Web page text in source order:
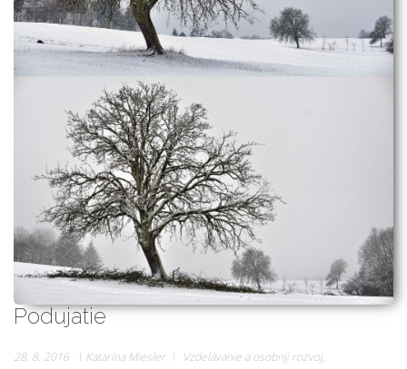
Podujatie
28. 8. 2016 Katarína Miesler Vzdelávanie a osobný rozvoj,